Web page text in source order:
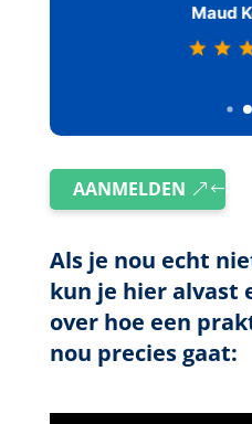
Maud
AANMELDEN
Als je nou echt
kun je hier alvast
over hoe een
nou precies gaat: